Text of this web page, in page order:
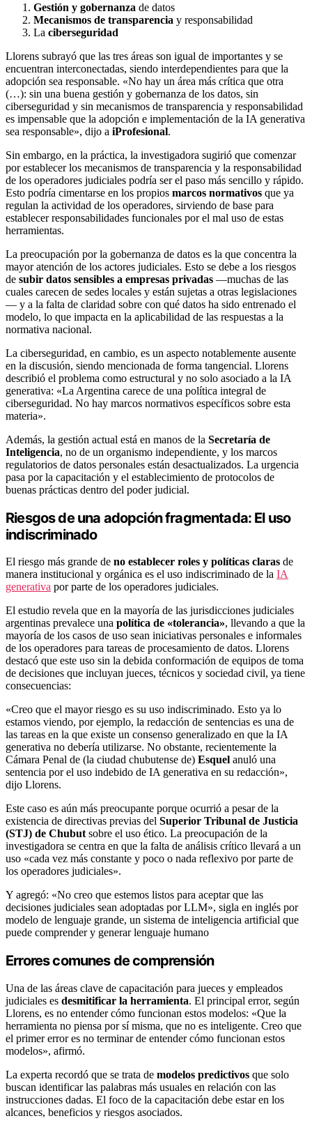
Gestión y gobernanza de datos
Mecanismos de transparencia y responsabilidad
La ciberseguridad
Llorens subrayó que las tres áreas son igual de importantes y se
encuentran interconectadas, siendo interdependientes para que la
adopción sea responsable. «No hay un área más crítica que otra
(…): sin una buena gestión y gobernanza de los datos, sin
ciberseguridad y sin mecanismos de transparencia y responsabilidad
es impensable que la adopción e implementación de la IA generativa
sea responsable», dijo a iProfesional.
Sin embargo, en la práctica, la investigadora sugirió que comenzar
por establecer los mecanismos de transparencia y la responsabilidad
de los operadores judiciales podría ser el paso más sencillo y rápido.
Esto podría cimentarse en los propios marcos normativos que ya
regulan la actividad de los operadores, sirviendo de base para
establecer responsabilidades funcionales por el mal uso de estas
herramientas.
La preocupación por la gobernanza de datos es la que concentra la
mayor atención de los actores judiciales. Esto se debe a los riesgos
de subir datos sensibles a empresas privadas —muchas de las
cuales carecen de sedes locales y están sujetas a otras legislaciones
— y a la falta de claridad sobre con qué datos ha sido entrenado el
modelo, lo que impacta en la aplicabilidad de las respuestas a la
normativa nacional.
La ciberseguridad, en cambio, es un aspecto notablemente ausente
en la discusión, siendo mencionada de forma tangencial. Llorens
describió el problema como estructural y no solo asociado a la IA
generativa: «La Argentina carece de una política integral de
ciberseguridad. No hay marcos normativos específicos sobre esta
materia».
Además, la gestión actual está en manos de la Secretaría de
Inteligencia, no de un organismo independiente, y los marcos
regulatorios de datos personales están desactualizados. La urgencia
pasa por la capacitación y el establecimiento de protocolos de
buenas prácticas dentro del poder judicial.
Riesgos de una adopción fragmentada: El uso
indiscriminado
El riesgo más grande de no establecer roles y políticas claras de
manera institucional y orgánica es el uso indiscriminado de la IA
generativa por parte de los operadores judiciales.
El estudio revela que en la mayoría de las jurisdicciones judiciales
argentinas prevalece una política de «tolerancia», llevando a que la
mayoría de los casos de uso sean iniciativas personales e informales
de los operadores para tareas de procesamiento de datos. Llorens
destacó que este uso sin la debida conformación de equipos de toma
de decisiones que incluyan jueces, técnicos y sociedad civil, ya tiene
consecuencias:
«Creo que el mayor riesgo es su uso indiscriminado. Esto ya lo
estamos viendo, por ejemplo, la redacción de sentencias es una de
las tareas en la que existe un consenso generalizado en que la IA
generativa no debería utilizarse. No obstante, recientemente la
Cámara Penal de (la ciudad chubutense de) Esquel anuló una
sentencia por el uso indebido de IA generativa en su redacción»,
dijo Llorens.
Este caso es aún más preocupante porque ocurrió a pesar de la
existencia de directivas previas del Superior Tribunal de Justicia
(STJ) de Chubutsobre el uso ético. La preocupación de la
investigadora se centra en que la falta de análisis crítico llevará a un
uso «cada vez más constante y poco o nada reflexivo por parte de
los operadores judiciales».
Y agregó: «No creo que estemos listos para aceptar que las
decisiones judiciales sean adoptadas por LLM», sigla en inglés por
modelo de lenguaje grande, un sistema de inteligencia artificial que
puede comprender y generar lenguaje humano
Errores comunes de comprensión
Una de las áreas clave de capacitación para jueces y empleados
judiciales es desmitificar la herramienta. El principal error, según
Llorens, es no entender cómo funcionan estos modelos: «Que la
herramienta no piensa por sí misma, que no es inteligente. Creo que
el primer error es no terminar de entender cómo funcionan estos
modelos», afirmó.
La experta recordó que se trata de modelos predictivos que solo
buscan identificar las palabras más usuales en relación con las
instrucciones dadas. El foco de la capacitación debe estar en los
alcances, beneficios y riesgos asociados.